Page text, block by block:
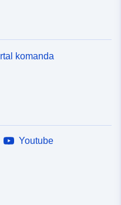
komanda
Youtube